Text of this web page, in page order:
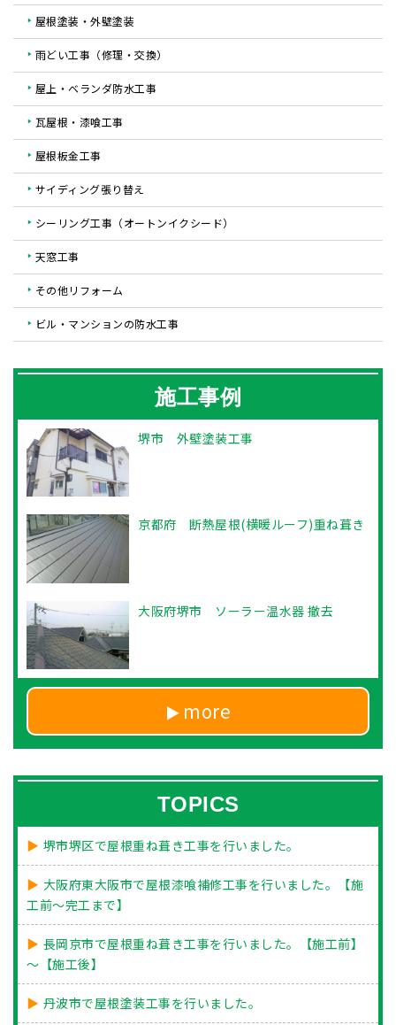
屋根塗装・外壁塗装
雨どい工事（修理・交換）
屋上・ベランダ防水工事
瓦屋根・漆喰工事
屋根板金工事
サイディング張り替え
シーリング工事（オートンイクシード）
天窓工事
その他リフォーム
ビル・マンションの防水工事
施工事例
堺市 外壁塗装工事
京都府 断熱屋根(横暖ルーフ)重ね葺き
大阪府堺市 ソーラー温水器 撤去
more
TOPICS
堺市堺区で屋根重ね葺き工事を行いました。
大阪府東大阪市で屋根漆喰補修工事を行いました。【施
工前～完工まで】
長岡京市で屋根重ね葺き工事を行いました。【施工前】
～【施工後】
丹波市で屋根塗装工事を行いました。